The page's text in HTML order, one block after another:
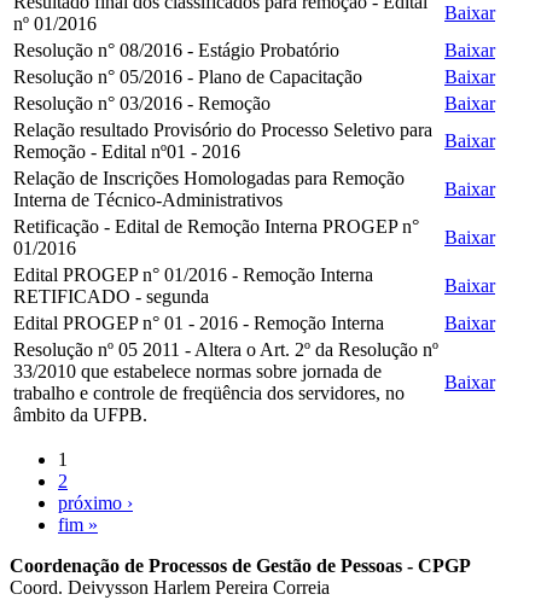
nº 01/2016
Baixar
Resolução n° 08/2016 - Estágio Probatório
Baixar
Resolução n° 05/2016 - Plano de Capacitação
Baixar
Resolução n° 03/2016 - Remoção
Baixar
Relação resultado Provisório do Processo Seletivo para
Remoção - Edital nº01 - 2016
Baixar
Relação de Inscrições Homologadas para Remoção
Interna de Técnico-Administrativos
Baixar
Retificação - Edital de Remoção Interna PROGEP n°
01/2016
Baixar
Edital PROGEP n° 01/2016 - Remoção Interna
RETIFICADO - segunda
Baixar
Edital PROGEP n° 01 - 2016 - Remoção Interna
Baixar
Resolução nº 05 2011 - Altera o Art. 2º da Resolução nº
33/2010 que estabelece normas sobre jornada de
trabalho e controle de freqüência dos servidores, no
âmbito da UFPB.
Baixar
1
2
próximo ›
fim »
Coordenação de Processos de Gestão de Pessoas - CPGP
Coord. Deivysson Harlem Pereira Correia